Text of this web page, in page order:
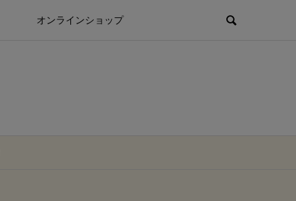
オンラインショップ